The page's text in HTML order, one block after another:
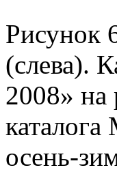
Рисунок
(слева).
2008» на
осень-